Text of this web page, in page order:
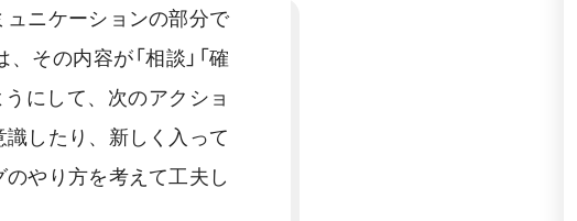
ニケーションの部分で
その内容が「相談」「確
うにして、次のアクショ
したり、新しく入って
やり方を考えて工夫し